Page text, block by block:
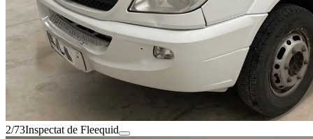
2/73Inspectat de Fleequid